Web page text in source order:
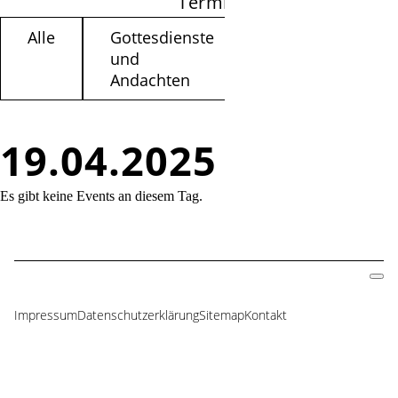
19.04.2025
Alle
Gottesdienste
und
Andachten
Es gibt keine Events an diesem Tag.
Navigation
ImpressumDatenschutzerklärungSitemapKontakt